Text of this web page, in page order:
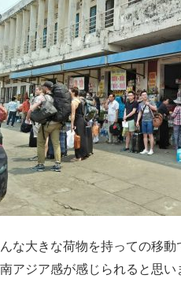
な大きな荷物を持っての移
アジア感が感じられると思